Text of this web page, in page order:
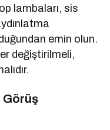
lambaları, sis
emin olun.
değiştirilmeli,
Görüş